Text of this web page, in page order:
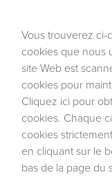
Vous trouverez
cookies que nous
site Web est
cookies pour
Cliquez ici pour
cookies. Chaque
cookies
en cliquant sur le
bas de la page du